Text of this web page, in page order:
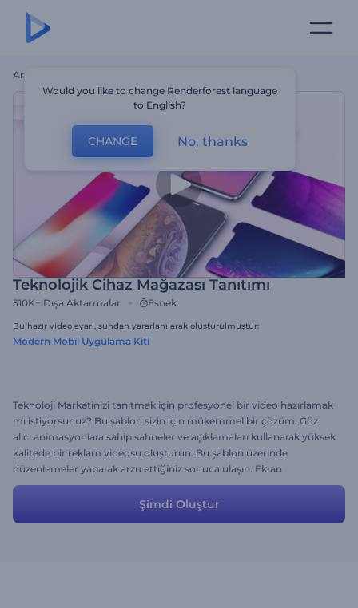
Ana Sayfa
Teknolojik Cihaz Mağazası Tanıtımı
510K+ Dışa Aktarmalar Esnek
Bu hazır video ayarı, şundan yararlanılarak oluşturulmuştur:
Modern Mobil Uygulama Kiti
Teknoloji Marketinizi tanıtmak için profesyonel bir video hazırlamak
mı istiyorsunuz? Bu şablon sizin için mükemmel bir çözüm. Göz
alıcı animasyonlara sahip sahneler ve açıklamaları kullanarak yüksek
kalitede bir reklam videosu oluşturun. Bu şablon üzerinde
düzenlemeler yaparak arzu ettiğiniz sonuca ulaşın. Ekran
görüntülerini yükleyin, metinleri uyarlayın ve harika bir reklam
videosu birkaç dakikada elinizde olsun.
Şi̇mdi̇ Oluştur
Would you like to change Renderforest language
to English?
CHANGE No, thanks